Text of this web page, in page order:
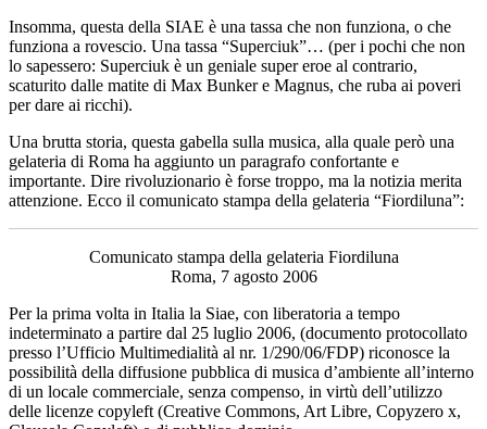
Insomma, questa della SIAE è una tassa che non funziona, o che
funziona a rovescio. Una tassa “Superciuk”… (per i pochi che non
lo sapessero: Superciuk è un geniale super eroe al contrario,
scaturito dalle matite di Max Bunker e Magnus, che ruba ai poveri
per dare ai ricchi).
Una brutta storia, questa gabella sulla musica, alla quale però una
gelateria di Roma ha aggiunto un paragrafo confortante e
importante. Dire rivoluzionario è forse troppo, ma la notizia merita
attenzione. Ecco il comunicato stampa della gelateria “Fiordiluna”:
Comunicato stampa della gelateria Fiordiluna
Roma, 7 agosto 2006
Per la prima volta in Italia la Siae, con liberatoria a tempo
indeterminato a partire dal 25 luglio 2006, (documento protocollato
presso l’Ufficio Multimedialità al nr. 1/290/06/FDP) riconosce la
possibilità della diffusione pubblica di musica d’ambiente all’interno
di un locale commerciale, senza compenso, in virtù dell’utilizzo
delle licenze copyleft (Creative Commons, Art Libre, Copyzero x,